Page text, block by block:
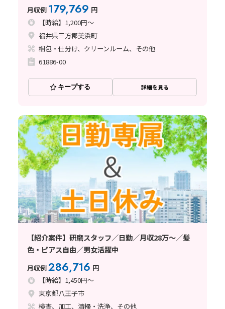
月収例 179,769 円
【時給】1,200円～
福井県三方郡美浜町
梱包・仕分け、クリーンルーム、その他
61886-00
キープする 詳細を見る
【紹介案件】研磨スタッフ／日勤／月収28万～／髪
色・ピアス自由／男女活躍中
月収例286,716 円
【時給】1,450円～
東京都八王子市
検査、加工、清掃・洗浄、その他